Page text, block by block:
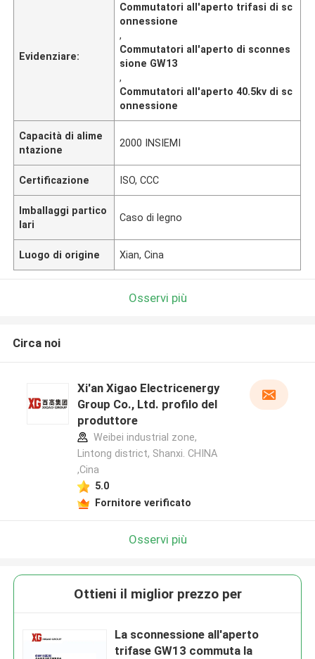
Evidenziare:
Commutatori all'aperto trifasi di sc
onnessione
,
Commutatori all'aperto di sconnes
sione GW13
,
Commutatori all'aperto 40.5kv di sc
onnessione
Capacità di alime
ntazione
2000 INSIEMI
Certificazione ISO, CCC
Imballaggi partico
lari
Caso di legno
Luogo di origine Xian, Cina
Osservi più
Circa noi
Xi'an Xigao Electricenergy
Group Co., Ltd. profilo del
produttore
Weibei industrial zone,
Lintong district, Shanxi. CHINA
,Cina
5.0
Fornitore verificato
Osservi più
Ottieni il miglior prezzo per
La sconnessione all'aperto
trifase GW13 commuta la